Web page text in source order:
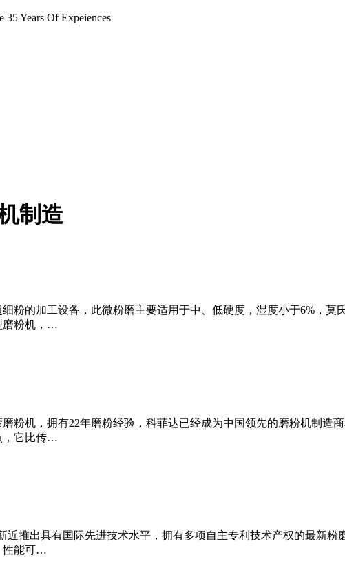
35 Years Of Expeiences
制造
粉的加工设备，此微粉磨主要适用于中、低硬度，湿度小于6%，
磨粉机，…
粉机，拥有22年磨粉经验，科菲达已经成为中国领先的磨粉机制造
，它比传…
近推出具有国际先进技术水平，拥有多项自主专利技术产权的最新
性能可…